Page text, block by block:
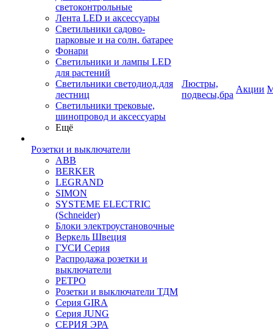
светоконтрольные
Лента LED и аксессуары
Светильники садово-
парковые и на солн. батарее
Фонари
Светильники и лампы LED
для растений
Светильники светодиод.для
лестниц
Светильники трековые,
шинопровод и аксессуары
Ещё
Розетки и выключатели
ABB
BERKER
LEGRAND
SIMON
SYSTEME ELECTRIC
(Schneider)
Блоки электроустановочные
Веркель Швеция
ГУСИ Серия
Распродажа розетки и
выключатели
РЕТРО
Розетки и выключатели ТДМ
Серия GIRA
Серия JUNG
СЕРИЯ ЭРА
Люстры,
подвесы,бра
Акции